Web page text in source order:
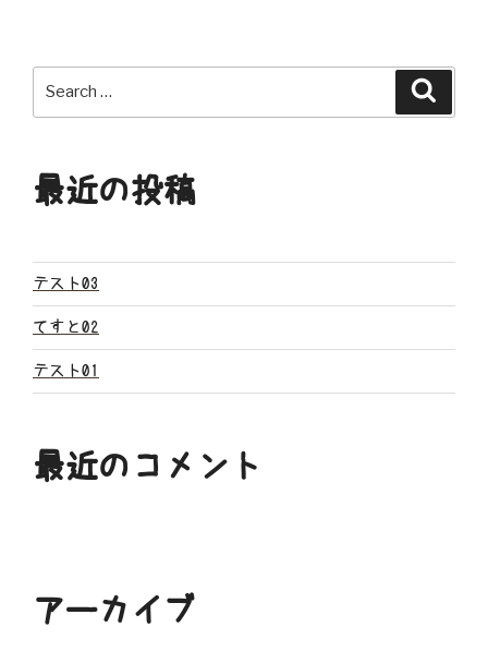
ビ
ゲ
シ
ン
最近の投稿
テスト03
てすと02
テスト01
最近のコメント
アーカイブ